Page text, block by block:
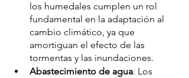
los humedales cumplen un rol
fundamental en la adaptación al
cambio climático, ya que
amortiguan el efecto de las
tormentas y las inundaciones.
Abastecimiento de agua. Los